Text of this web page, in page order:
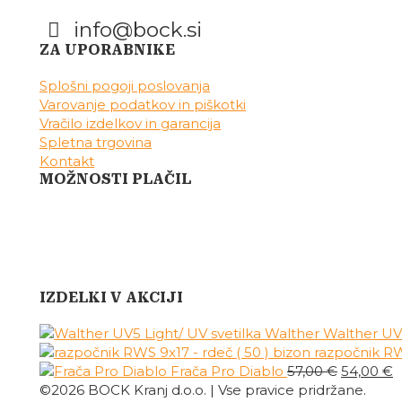
info@bock.si
Facebook
Instagram
ZA UPORABNIKE
Splošni pogoji poslovanja
Varovanje podatkov in piškotki
Vračilo izdelkov in garancija
Spletna trgovina
Kontakt
MOŽNOSTI PLAČIL
IZDELKI V AKCIJI
Walther
razpočnik
Frača Pro Diablo 57,00€ Izvirna
cena
54,00 €
©2026 BOCK Kranj d.o.o. | Vse pravice pridržane.